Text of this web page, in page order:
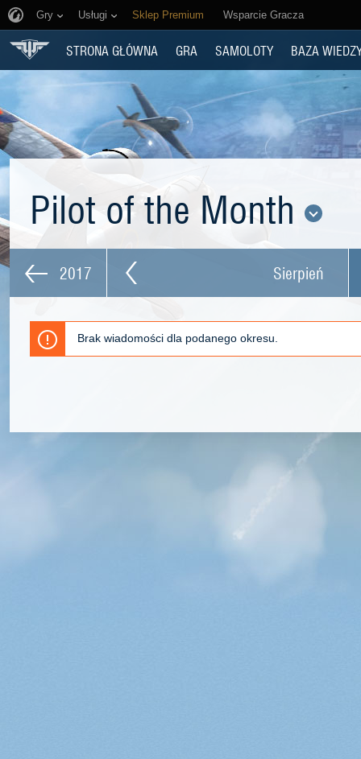
Gry Usługi Sklep Premium Wsparcie Gracza
STRONA GŁÓWNA GRA SAMOLOTY BAZA
Pilot of the Month
2017 Sierpień
Brak wiadomości dla podanego okresu.